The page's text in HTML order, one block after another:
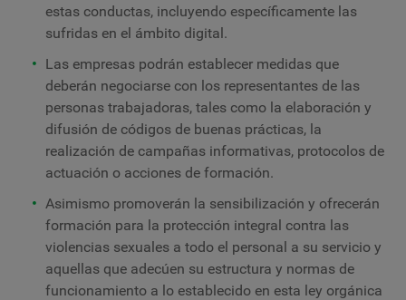
estas conductas, incluyendo específicamente las
sufridas en el ámbito digital.
Las empresas podrán establecer medidas que
deberán negociarse con los representantes de las
personas trabajadoras, tales como la elaboración y
difusión de códigos de buenas prácticas, la
realización de campañas informativas, protocolos de
actuación o acciones de formación.
Asimismo promoverán la sensibilización y ofrecerán
formación para la protección integral contra las
violencias sexuales a todo el personal a su servicio y
aquellas que adecúen su estructura y normas de
funcionamiento a lo establecido en esta ley orgánica